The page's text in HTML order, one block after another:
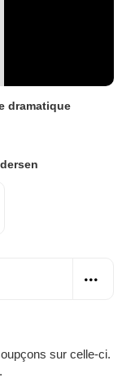
dramatique
sur celle-ci.